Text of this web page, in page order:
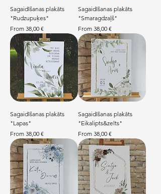
Sagaidīšanas plakāts
"Rudzupuķes"
From 38,00 €
Sale Price
Sagaidīšanas plakāts
"Smaragdzaļš"
From 38,00 €
Sale Price
Sagaidīšanas plakāts
"Lapas"
From 38,00 €
Sale Price
Sagaidīšanas plakāts
"Eikalipts&zelts"
From 38,00 €
Sale Price